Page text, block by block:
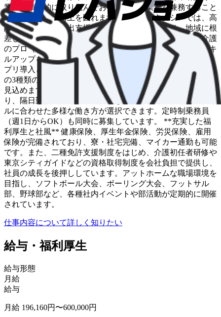
業にも積極的に取り組んでおり、多様な業務を兼務すること
で収入の安定と向上を図れます。特に介護タクシーでは、高
齢者や障碍者の外出支援サービスを提供しており、地域に根
差した貢献が可能です。会社の資格取得制度を利用し、介護
のプロ（ケアドライバー）や観光のプロを目指すなど、スキ
ルアップを支援する体制が整っています。 **最新の配車ア
プリ導入と働き方の柔軟性** 「GO」「S.RIDE」「UBER」
の3種類の配車アプリを導入しており、安定した配車依頼が
見込めます。勤務時間や勤務日数については相談可能であ
り、隔日勤務、昼日勤、夜日勤など、ご自身のライフスタイ
ルに合わせた多様な働き方が選択できます。定時制乗務員
（週1日からOK）も同時に募集しています。 **充実した福
利厚生と社風** 健康保険、厚生年金保険、労災保険、雇用
保険が完備されており、寮・社宅完備、マイカー通勤も可能
です。また、二種免許支援制度をはじめ、介護初任者研修や
東京シティガイドなどの資格取得制度を会社負担で提供し、
社員の成長を後押ししています。アットホームな職場環境を
目指し、ソフトボール大会、ボーリング大会、フットサル
部、野球部など、各種社内イベントや部活動が定期的に開催
されています。
仕事内容について詳しく知りたい
給与・福利厚生
給与形態
月給
給与
月給 196,160円〜600,000円